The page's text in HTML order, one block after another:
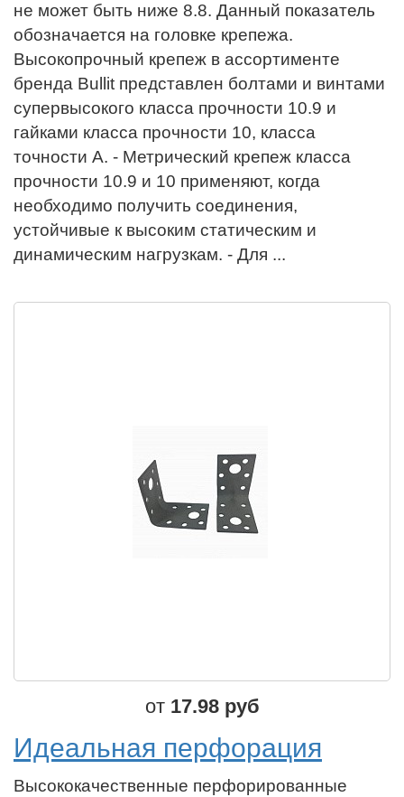
не может быть ниже 8.8. Данный показатель
обозначается на головке крепежа.
Высокопрочный крепеж в ассортименте
бренда Bullit представлен болтами и винтами
супервысокого класса прочности 10.9 и
гайками класса прочности 10, класса
точности А. - Метрический крепеж класса
прочности 10.9 и 10 применяют, когда
необходимо получить соединения,
устойчивые к высоким статическим и
динамическим нагрузкам. - Для ...
от 17.98 руб
Идеальная перфорация
Высококачественные перфорированные